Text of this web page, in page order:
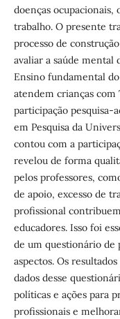
doenças ocupacionais,
trabalho. O presente
processo de
avaliar a saúde
Ensino fundamental
atendem crianças com
participação pesquisa-
em Pesquisa da
contou com a
revelou de forma
pelos professores,
de apoio, excesso de
profissional
educadores. Isso foi
de um questionário de
aspectos. Os
dados desse
políticas e ações para
profissionais e